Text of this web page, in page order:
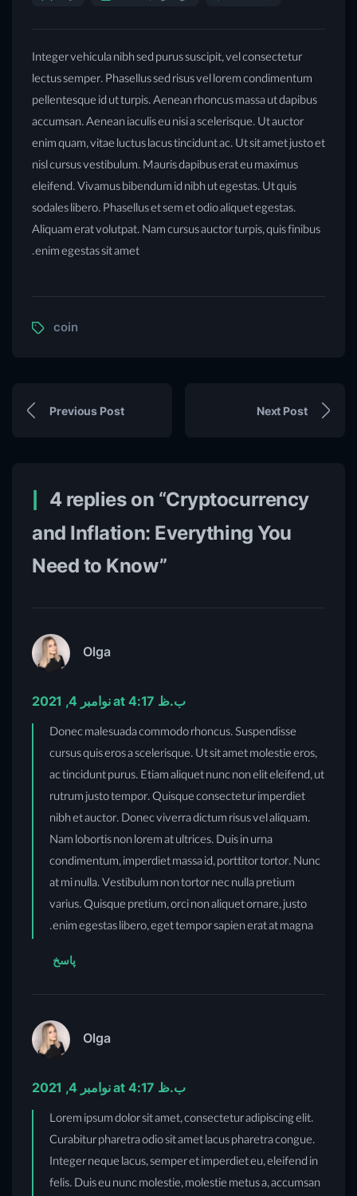
Integer vehicula nibh sed purus suscipit, vel consectetur
lectus semper. Phasellus sed risus vel lorem condimentum
pellentesque id ut turpis. Aenean rhoncus massa ut dapibus
accumsan. Aenean iaculis eu nisi a scelerisque. Ut auctor
enim quam, vitae luctus lacus tincidunt ac. Ut sit amet justo et
nisl cursus vestibulum. Mauris dapibus erat eu maximus
eleifend. Vivamus bibendum id nibh ut egestas. Ut quis
sodales libero. Phasellus et sem et odio aliquet egestas.
Aliquam erat volutpat. Nam cursus auctor turpis, quis finibus
enim egestas sit amet.
coin
Previous Post Next Post
4 replies on “Cryptocurrency
and Inflation: Everything You
Need to Know”
Olga
نوامبر 4, 2021 at 4:17 ب.ظ
Donec malesuada commodo rhoncus. Suspendisse
cursus quis eros a scelerisque. Ut sit amet molestie eros,
ac tincidunt purus. Etiam aliquet nunc non elit eleifend, ut
rutrum justo tempor. Quisque consectetur imperdiet
nibh et auctor. Donec viverra dictum risus vel aliquam.
Nam lobortis non lorem at ultrices. Duis in urna
condimentum, imperdiet massa id, porttitor tortor. Nunc
at mi nulla. Vestibulum non tortor nec nulla pretium
varius. Quisque pretium, orci non aliquet ornare, justo
enim egestas libero, eget tempor sapien erat at magna.
پاسخ
Olga
نوامبر 4, 2021 at 4:17 ب.ظ
Lorem ipsum dolor sit amet, consectetur adipiscing elit.
Curabitur pharetra odio sit amet lacus pharetra congue.
Integer neque lacus, semper et imperdiet eu, eleifend in
felis. Duis eu nunc molestie, molestie metus a, accumsan